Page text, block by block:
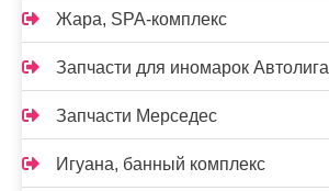
Жара, SPA-комплекс
Запчасти для иномарок Автолига
Запчасти Мерседес
Игуана, банный комплекс